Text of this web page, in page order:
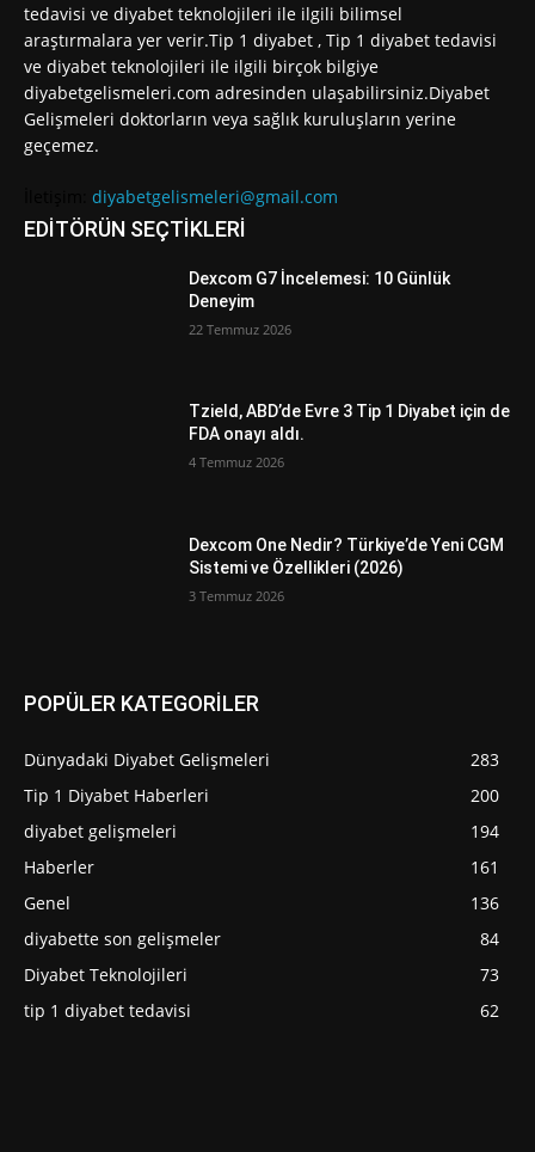
tedavisi ve diyabet teknolojileri ile ilgili bilimsel
araştırmalara yer verir.Tip 1 diyabet , Tip 1 diyabet tedavisi
ve diyabet teknolojileri ile ilgili birçok bilgiye
diyabetgelismeleri.com adresinden ulaşabilirsiniz.Diyabet
Gelişmeleri doktorların veya sağlık kuruluşların yerine
geçemez.
diyabetgelismeleri@gmail.com
EDİTÖRÜN SEÇTİKLERİ
Dexcom G7 İncelemesi: 10 Günlük
Deneyim
22 Temmuz 2026
Tzield, ABD’de Evre 3 Tip 1 Diyabet için de
FDA onayı aldı.
4 Temmuz 2026
Dexcom One Nedir? Türkiye’de Yeni CGM
Sistemi ve Özellikleri (2026)
3 Temmuz 2026
POPÜLER KATEGORİLER
Dünyadaki Diyabet Gelişmeleri
283
Tip 1 Diyabet Haberleri
200
diyabet gelişmeleri
194
Haberler
161
Genel
136
diyabette son gelişmeler
84
Diyabet Teknolojileri
73
tip 1 diyabet tedavisi
62